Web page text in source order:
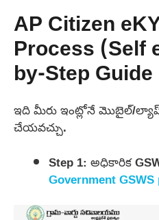
AP Citizen
Process (Self
by-Step Guide
ఇది మీరు ఇంట్లోనే మొబైల్/
చేయవచ్చు.
Step 1: అధికారిక
Government